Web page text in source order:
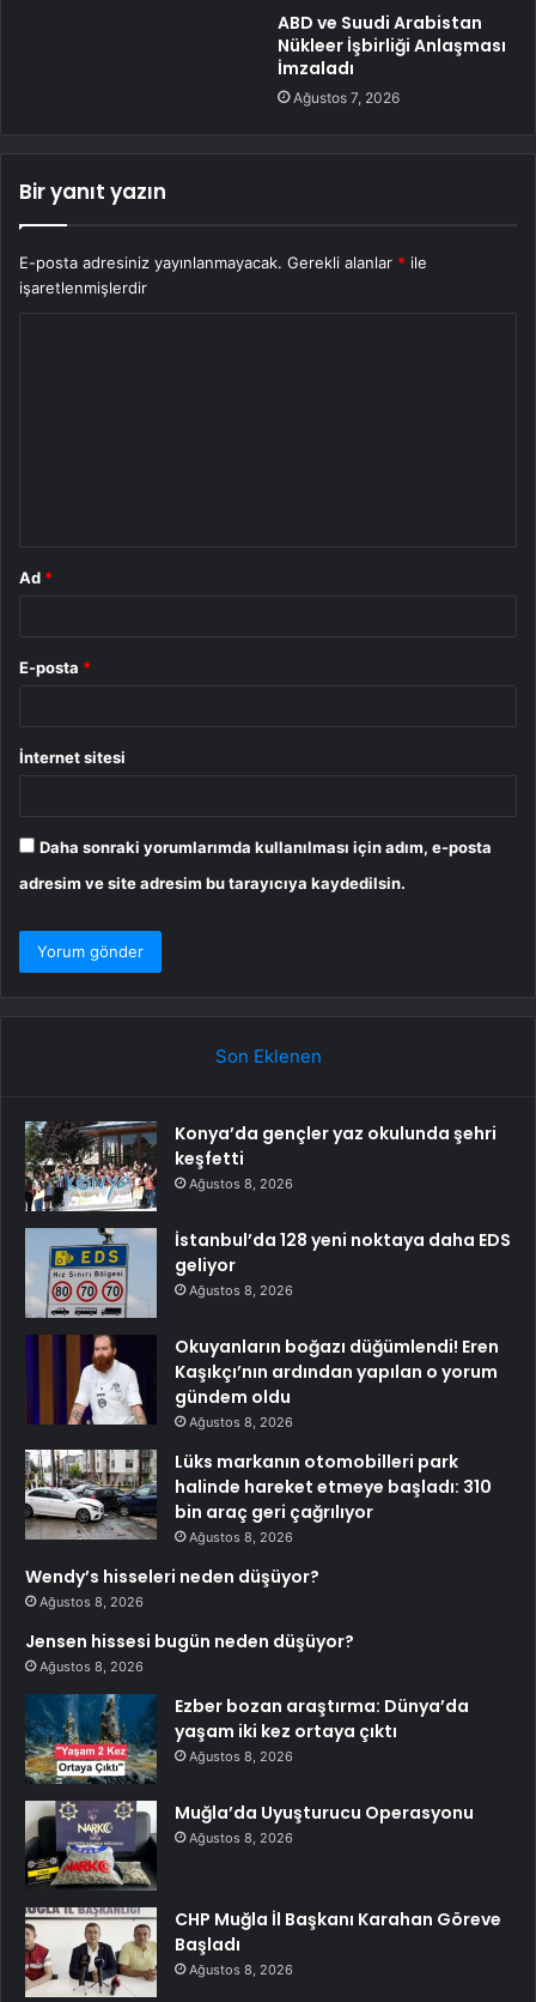
ABD ve Suudi Arabistan
Nükleer İşbirliği Anlaşması
İmzaladı
Ağustos 7, 2026
Bir yanıt yazın
E-posta adresiniz yayınlanmayacak. Gerekli alanlar * ile
işaretlenmişlerdir
Ad *
E-posta *
İnternet sitesi
Daha sonraki yorumlarımda kullanılması için adım, e-posta
adresim ve site adresim bu tarayıcıya kaydedilsin.
Son Eklenen
Konya’da gençler yaz okulunda şehri
keşfetti
Ağustos 8, 2026
İstanbul’da 128 yeni noktaya daha EDS
geliyor
Ağustos 8, 2026
Okuyanların boğazı düğümlendi! Eren
Kaşıkçı’nın ardından yapılan o yorum
gündem oldu
Ağustos 8, 2026
Lüks markanın otomobilleri park
halinde hareket etmeye başladı: 310
bin araç geri çağrılıyor
Ağustos 8, 2026
Wendy’s hisseleri neden düşüyor?
Ağustos 8, 2026
Jensen hissesi bugün neden düşüyor?
Ağustos 8, 2026
Ezber bozan araştırma: Dünya’da
yaşam iki kez ortaya çıktı
Ağustos 8, 2026
Muğla’da Uyuşturucu Operasyonu
Ağustos 8, 2026
CHP Muğla İl Başkanı Karahan Göreve
Başladı
Ağustos 8, 2026